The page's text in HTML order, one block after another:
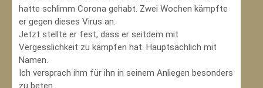
hatte schlimm Corona gehabt. Zwei Wochen kämpfte
er gegen dieses Virus an.
Jetzt stellte er fest, dass er seitdem mit
Vergesslichkeit zu kämpfen hat. Hauptsächlich mit
Namen.
Ich versprach ihm für ihn in seinem Anliegen besonders
zu beten.